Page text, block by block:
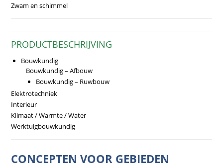
Zwam en schimmel
PRODUCTBESCHRIJVING
Bouwkundig
Bouwkundig – Afbouw
Bouwkundig – Ruwbouw
Elektrotechniek
Interieur
Klimaat / Warmte / Water
Werktuigbouwkundig
CONCEPTEN VOOR GEBIEDEN